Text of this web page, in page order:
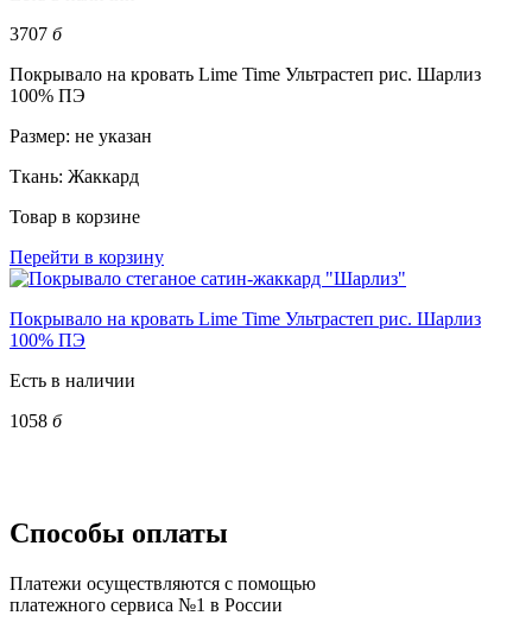
3707 б
Покрывало на кровать Lime Time Ультрастеп рис. Шарлиз
100% ПЭ
Размер: не указан
Ткань: Жаккард
Товар в корзине
Перейти в корзину
Покрывало на кровать Lime Time Ультрастеп рис. Шарлиз
100% ПЭ
Есть в наличии
1058 б
Способы оплаты
Платежи осуществляются с помощью
платежного сервиса №1 в России